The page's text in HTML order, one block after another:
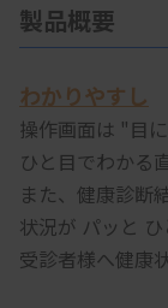
製品概要
わかりやすし
操作画面は "目
ひと目でわかる
また、健康診断
状況が パッと ひ
受診者様へ健康